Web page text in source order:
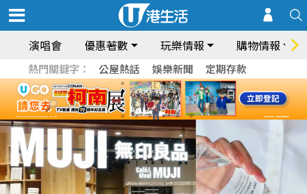
演唱會 優惠著數 玩樂情報 購物情報
熱門關鍵字： 公屋熱話 娛樂新聞 定期存款